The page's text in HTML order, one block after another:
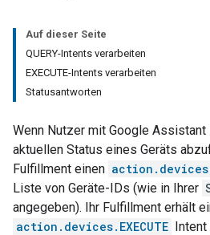
Auf dieser Seite
QUERY-Intents verarbeiten
EXECUTE-Intents verarbeiten
Statusantworten
Wenn Nutzer mit Google Assistant
aktuellen Status eines Geräts
Fulfillment einen
Liste von Geräte-IDs (wie in Ihrer
angegeben). Ihr Fulfillment erhält
action.devices.EXECUTE Intent